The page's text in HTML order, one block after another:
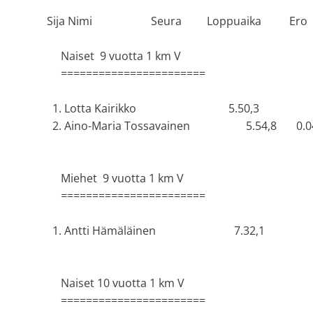
Sija Nimi Seura Loppuaika Ero
Naiset 9 vuotta 1 km V
=======================
1. Lotta Kairikko 5.50,3
2. Aino-Maria Tossavainen 5.54,8
Miehet 9 vuotta 1 km V
=======================
1. Antti Hämäläinen 7.32,1
Naiset 10 vuotta 1 km V
=======================